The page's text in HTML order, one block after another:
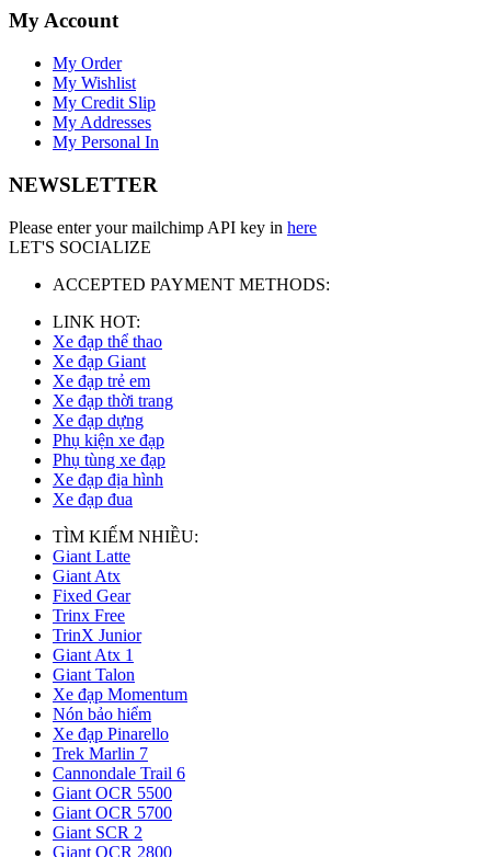
My Account
My Order
My Wishlist
My Credit Slip
My Addresses
My Personal In
NEWSLETTER
Please enter your mailchimp API key in here
LET'S SOCIALIZE
ACCEPTED PAYMENT METHODS:
LINK HOT:
Xe đạp thể thao
Xe đạp Giant
Xe đạp trẻ em
Xe đạp thời trang
Xe đạp dựng
Phụ kiện xe đạp
Phụ tùng xe đạp
Xe đạp địa hình
Xe đạp đua
TÌM KIẾM NHIỀU:
Giant Latte
Giant Atx
Fixed Gear
Trinx Free
TrinX Junior
Giant Atx 1
Giant Talon
Xe đạp Momentum
Nón bảo hiểm
Xe đạp Pinarello
Trek Marlin 7
Cannondale Trail 6
Giant OCR 5500
Giant OCR 5700
Giant SCR 2
Giant OCR 2800